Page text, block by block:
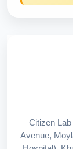
Citizen
Avenue,